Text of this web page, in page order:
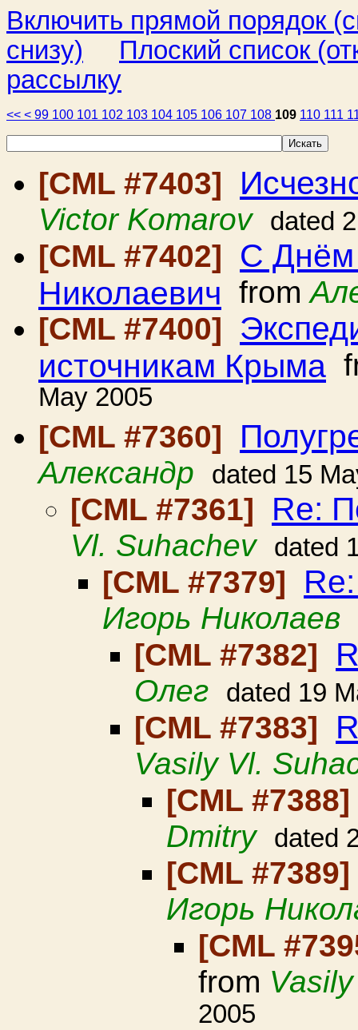
Включить прямой порядок
снизу)
Плоский список
рассылку
<< < 99 100 101 102 103 104 105 106 107 108 109 110 111
[CML #7403]
Victor Komarov dated
[CML #7402] С Днём
Николаевич from
[CML #7400]
источникам Крыма
May 2005
[CML #7360]
Александр dated 15
[CML #7361] Re:
Vl. Suhachev dated
[CML #7379]
Игорь Николаев
[CML #7382]
Олег dated 19
[CML #7383]
Vasily Vl.
[CML #7388]
Dmitry
dated
[CML #7389]
Игорь
[CML
from
2005